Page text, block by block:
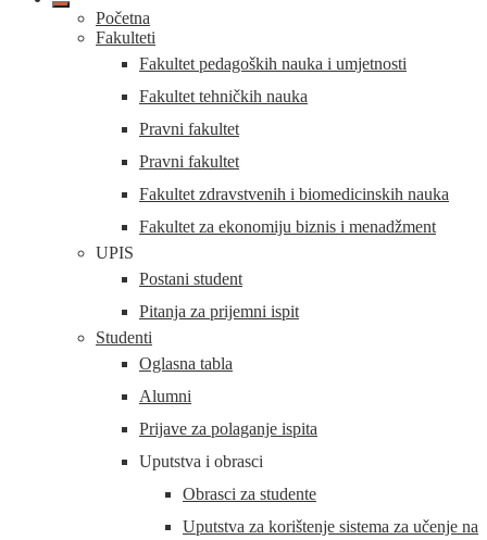
Početna
Fakulteti
Fakultet pedagoških nauka i umjetnosti
Fakultet tehničkih nauka
Pravni fakultet
Pravni fakultet
Fakultet zdravstvenih i biomedicinskih nauka
Fakultet za ekonomiju biznis i menadžment
UPIS
Postani student
Pitanja za prijemni ispit
Studenti
Oglasna tabla
Alumni
Prijave za polaganje ispita
Uputstva i obrasci
Obrasci za studente
Uputstva za korištenje sistema za učenje na